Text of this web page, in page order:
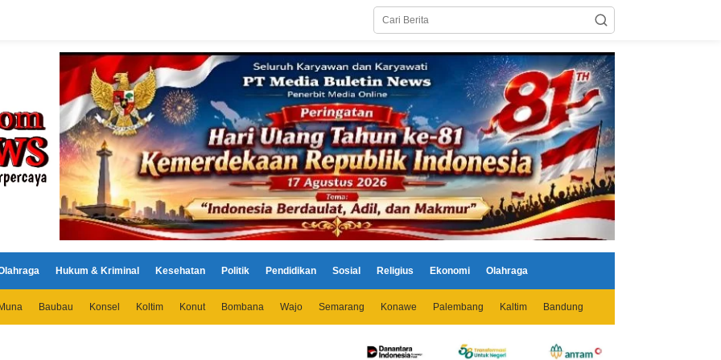
Hukum & Kriminal Kesehatan Politik Pendidikan Sosial Religius Ekonomi Olahraga
Baubau Konsel Koltim Konut Bombana Wajo Semarang Konawe Palembang Kaltim Bandung